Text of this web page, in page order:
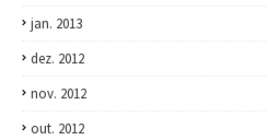
jan. 2013
dez. 2012
nov. 2012
out. 2012